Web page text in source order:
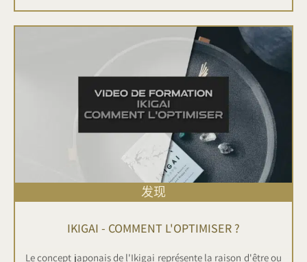
发现
IKIGAI - COMMENT L'OPTIMISER ?
Le concept japonais de l'Ikigai représente la raison d'être ou